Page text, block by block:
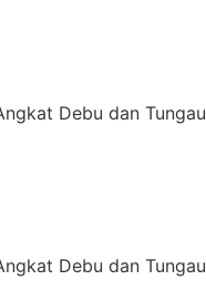
Debu dan Tungau
Debu dan Tungau